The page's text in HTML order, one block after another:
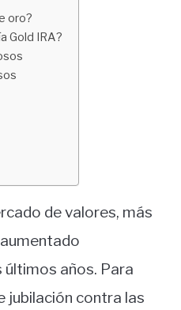
oro?
Gold IRA?
de valores, más
años. Para
jubilación contra las